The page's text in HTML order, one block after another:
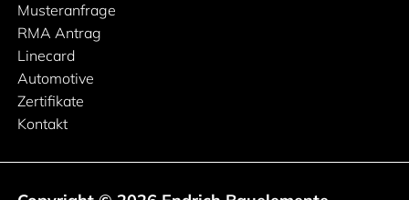
Musteranfrage
RMA Antrag
Linecard
Automotive
Zertifikate
Kontakt